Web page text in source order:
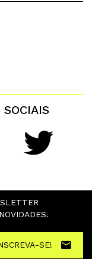
SE!